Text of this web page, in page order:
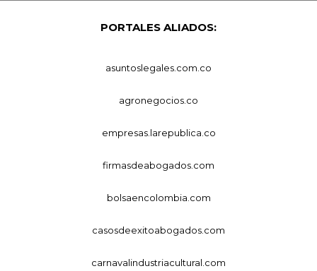
PORTALES ALIADOS:
asuntoslegales.com.co
agronegocios.co
empresas.larepublica.co
firmasdeabogados.com
bolsaencolombia.com
casosdeexitoabogados.com
carnavalindustriacultural.com